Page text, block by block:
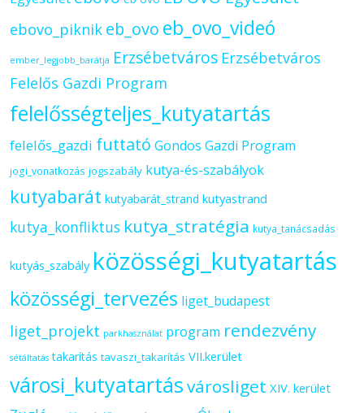
ebovo_piknik eb_ovo eb_ovo_videó
ember_legjobb_barátja Erzsébetváros Erzsébetváros
Felelős Gazdi Program
felelősségteljes_kutyatartás
felelős_gazdi futtató Gondos Gazdi Program
jogi_vonatkozás jogszabály kutya-és-szabályok
kutyabarát kutyabarát_strand kutyastrand
kutya_konfliktus kutya_stratégia kutya_tanácsadás
kutyás_szabály közösségi_kutyatartás
közösségi_tervezés liget_budapest
liget_projekt parkhasználat program rendezvény
sétáltatás takarítás tavaszi_takarítás VII.kerület
városi_kutyatartásvárosliget XIV. kerület